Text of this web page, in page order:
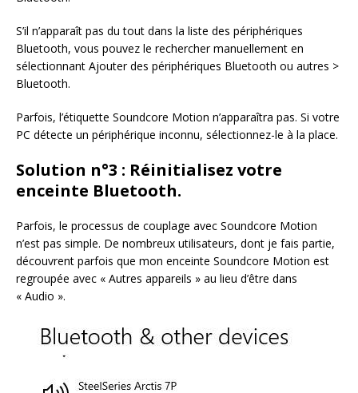
S’il n’apparaît pas du tout dans la liste des périphériques
Bluetooth, vous pouvez le rechercher manuellement en
sélectionnant Ajouter des périphériques Bluetooth ou autres >
Bluetooth.
Parfois, l’étiquette Soundcore Motion n’apparaîtra pas. Si votre
PC détecte un périphérique inconnu, sélectionnez-le à la place.
Solution n°3 : Réinitialisez votre
enceinte Bluetooth.
Parfois, le processus de couplage avec Soundcore Motion
n’est pas simple. De nombreux utilisateurs, dont je fais partie,
découvrent parfois que mon enceinte Soundcore Motion est
regroupée avec « Autres appareils » au lieu d’être dans
« Audio ».